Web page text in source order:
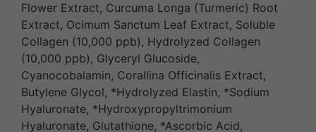
Flower Extract, Curcuma Longa (Turmeric) Root
Extract, Ocimum Sanctum Leaf Extract, Soluble
Collagen (10,000 ppb), Hydrolyzed Collagen
(10,000 ppb), Glyceryl Glucoside,
Cyanocobalamin, Corallina Officinalis Extract,
Butylene Glycol, *Hydrolyzed Elastin, *Sodium
Hyaluronate, *Hydroxypropyltrimonium
Hyaluronate, Glutathione, *Ascorbic Acid,